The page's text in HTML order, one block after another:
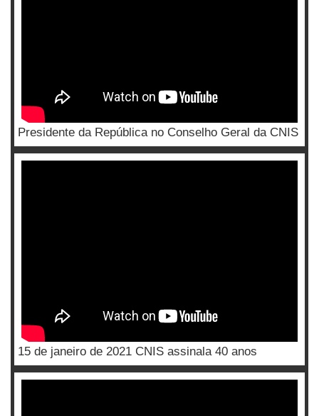
Presidente da República no Conselho Geral da CNIS
15 de janeiro de 2021 CNIS assinala 40 anos